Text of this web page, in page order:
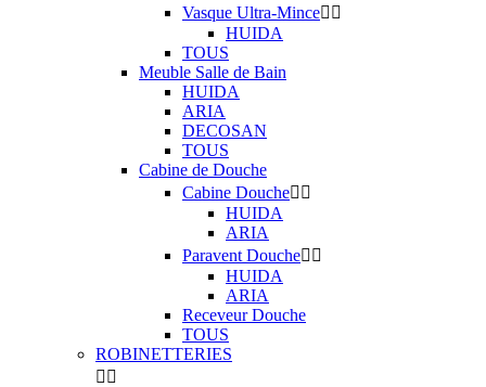
Vasque Ultra-Mince 
HUIDA
TOUS
Meuble Salle de Bain
HUIDA
ARIA
DECOSAN
TOUS
Cabine de Douche
Cabine Douche 
HUIDA
ARIA
Paravent Douche 
HUIDA
ARIA
Receveur Douche
TOUS
ROBINETTERIES
 